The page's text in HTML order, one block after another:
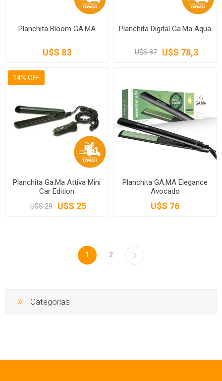
Planchita Bloom GA.MA
U$S 83
Planchita Digital Ga.Ma Aqua
U$S 87 U$S 78,3
14% OFF
Planchita Ga.Ma Attiva Mini
Car Edition
U$S 29 U$S 25
Planchita GA.MA Elegance
Avocado
U$S 76
1 2
Categorías